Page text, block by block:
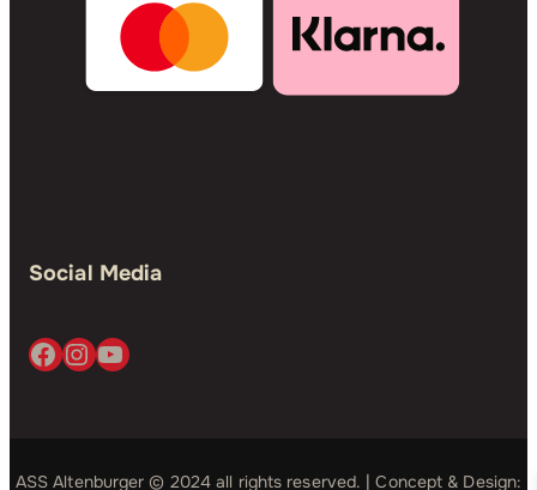
Social Media
Facebook
Instagram
YouTube
ASS Altenburger © 2024 all rights reserved. | Concept & Design: